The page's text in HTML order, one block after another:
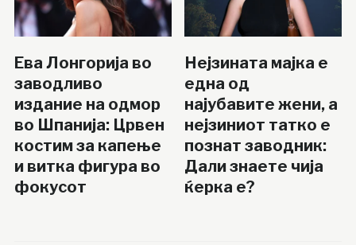
Ева Лонгорија во
заводливо
издание на одмор
во Шпанија: Црвен
костим за капење
и витка фигура во
фокусот
Нејзината мајка е
една од
најубавите жени, а
нејзиниот татко е
познат заводник:
Дали знаете чија
ќерка е?